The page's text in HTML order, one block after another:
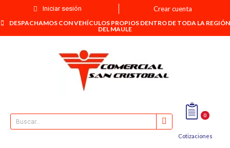
Iniciar sesión Crear cuenta
DESPACHAMOS CON VEHÍCULOS PROPIOS DENTRO DE TODA LA REGIÓN
DEL MAULE
0
Cotizaciones